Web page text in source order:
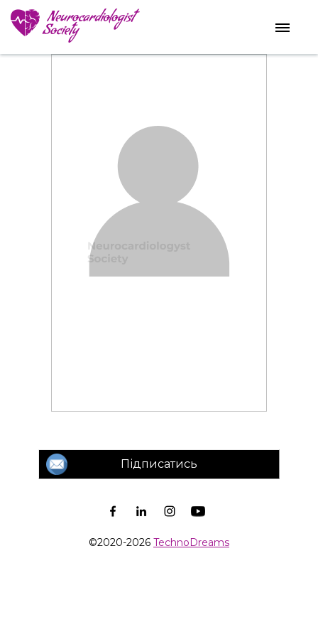
Підписатись
©2020-2026 TechnoDreams